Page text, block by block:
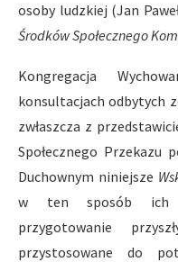
osoby ludzkiej (Jan
Środków Społecznego
Kongregacja
konsultacjach odbytych
zwłaszcza z
Społecznego Przekazu
Duchownym niniejsze
w ten sposób ich
przygotowanie
przystosowane do